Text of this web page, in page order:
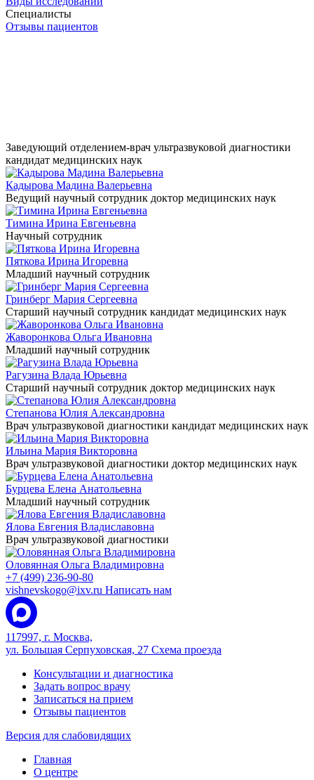
Специалисты
Отзывы пациентов
Заведующий отделением-врач ультразвуковой диагностики
кандидат медицинских наук
Кадырова Мадина Валерьевна
Ведущий научный сотрудник доктор медицинских наук
Тимина Ирина Евгеньевна
Научный сотрудник
Пяткова Ирина Игоревна
Младший научный сотрудник
Гринберг Мария Сергеевна
Старший научный сотрудник кандидат медицинских наук
Жаворонкова Ольга Ивановна
Младший научный сотрудник
Рагузина Влада Юрьевна
Старший научный сотрудник доктор медицинских наук
Степанова Юлия Александровна
Врач ультразвуковой диагностики кандидат медицинских наук
Ильина Мария Викторовна
Врач ультразвуковой диагностики доктор медицинских наук
Бурцева Елена Анатольевна
Младший научный сотрудник
Ялова Евгения Владиславовна
Врач ультразвуковой диагностики
Оловянная Ольга Владимировна
+7 (499) 236-90-80
vishnevskogo@ixv.ru Написать нам
117997, г. Москва,
ул. Большая Серпуховская, 27 Схема проезда
Консультации и диагностика
Задать вопрос врачу
Записаться на прием
Отзывы пациентов
Версия для слабовидящих
Главная
О центре